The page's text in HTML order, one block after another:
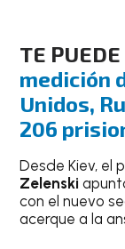
TE
medición
Unidos,
206
Desde Kiev, el
Zelenski
con el nuevo
acerque a la